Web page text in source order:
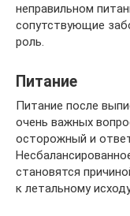
неправильном
сопутствующие
роль.
Питание
Питание после
очень важных
осторожный и
становятся
к летальному